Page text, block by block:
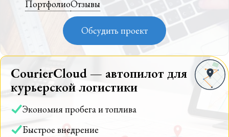
ПортфолиоОтзывы
Обсудить проект
CourierCloud — автопилот для
курьерской логистики
Экономия пробега и топлива
Быстрое внедрение